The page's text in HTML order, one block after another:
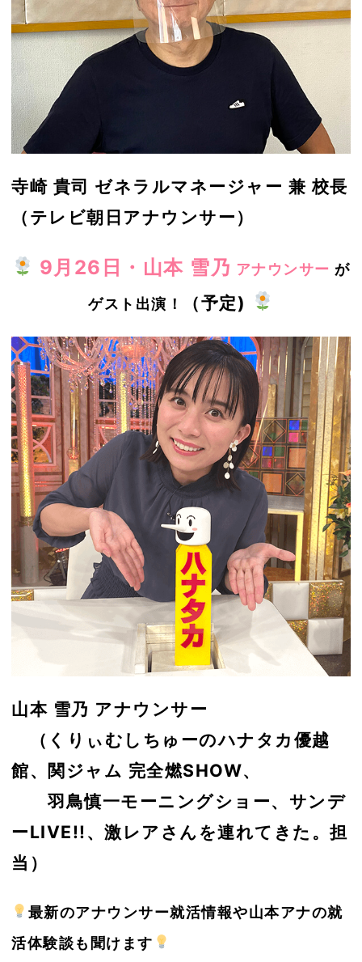
寺崎 貴司 ゼネラルマネージャー 兼 校長
（テレビ朝日アナウンサー）
9月26日・山本 雪乃 アナウンサー が
ゲスト出演！ （予定)
山本 雪乃 アナウンサー
（くりぃむしちゅーのハナタカ優越
館、関ジャム 完全燃SHOW、
羽鳥慎一モーニングショー、サンデ
ーLIVE!!、激レアさんを連れてきた。担
当）
最新のアナウンサー就活情報や山本アナの就
活体験談も聞けます